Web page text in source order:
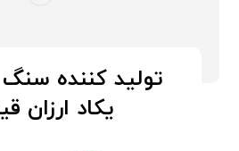
تولید کننده
یکاد ارزان